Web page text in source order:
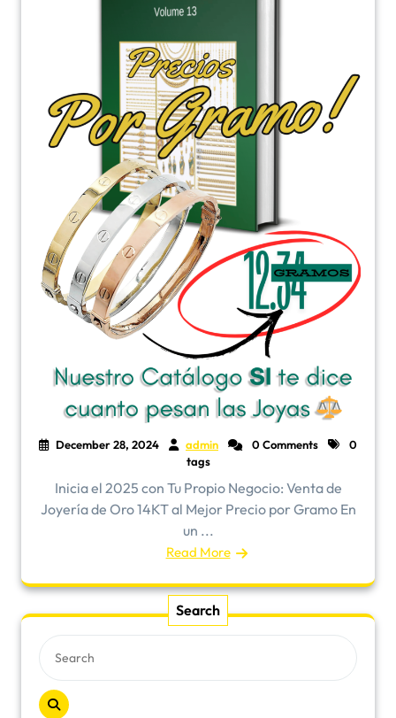
December 28, 2024 admin 0 Comments
0
tags
Inicia el 2025 con Tu Propio Negocio: Venta de
Joyería de Oro 14KT al Mejor Precio por Gramo En
un ...
Read More
Search